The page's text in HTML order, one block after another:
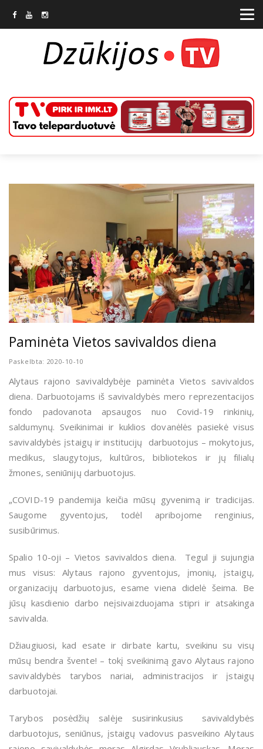
Paminėta Vietos savivaldos diena
Paskelbta: 2020-10-10
Alytaus rajono savivaldybėje paminėta Vietos savivaldos
diena. Darbuotojams iš savivaldybės mero reprezentacijos
fondo padovanota apsaugos nuo Covid-19 rinkinių,
saldumynų. Sveikinimai ir kuklios dovanėlės pasiekė visus
savivaldybės įstaigų ir institucijų darbuotojus – mokytojus,
medikus, slaugytojus, kultūros, bibliotekos ir jų filialų
žmones, seniūnijų darbuotojus.
„COVID-19 pandemija keičia mūsų gyvenimą ir tradicijas.
Saugome gyventojus, todėl apribojome renginius,
susibūrimus.
Spalio 10-oji – Vietos savivaldos diena. Tegul ji sujungia
mus visus: Alytaus rajono gyventojus, įmonių, įstaigų,
organizacijų darbuotojus, esame viena didelė šeima. Be
jūsų kasdienio darbo neįsivaizduojama stipri ir atsakinga
savivalda.
Džiaugiuosi, kad esate ir dirbate kartu, sveikinu su visų
mūsų bendra švente! – tokį sveikinimą gavo Alytaus rajono
savivaldybės tarybos nariai, administracijos ir įstaigų
darbuotojai.
Tarybos posėdžių salėje susirinkusius savivaldybės
darbuotojus, seniūnus, įstaigų vadovus pasveikino Alytaus